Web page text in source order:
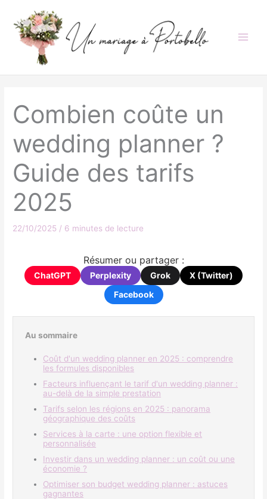
contenu
Combien coûte un
wedding planner ?
Guide des tarifs
2025
22/10/2025 / 6 minutes de lecture
Résumer ou partager :
ChatGPT Perplexity Grok
X (Twitter)
Facebook
Au sommaire
Coût d'un wedding planner en 2025 : comprendre
les formules disponibles
Facteurs influençant le tarif d'un wedding planner :
au-delà de la simple prestation
Tarifs selon les régions en 2025 : panorama
géographique des coûts
Services à la carte : une option flexible et
personnalisée
Investir dans un wedding planner : un coût ou une
économie ?
Optimiser son budget wedding planner : astuces
gagnantes